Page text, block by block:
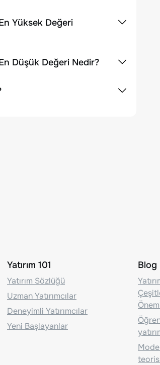
Yüksek Değeri
Düşük Değeri Nedir?
Yatırım 101
Yatırım Sözlüğü
Uzman Yatırımcılar
Deneyimli Yatırımcılar
Yeni Başlayanlar
Blog